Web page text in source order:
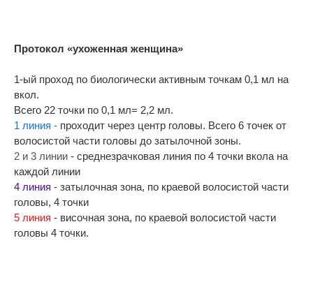
Протокол «ухоженная женщина»
1-ый проход по биологически активным точкам 0,1 мл на
вкол.
Всего 22 точки по 0,1 мл= 2,2 мл.
1 линия - проходит через центр головы. Всего 6 точек от
волосистой части головы до затылочной зоны.
2 и 3 линии - среднезрачковая линия по 4 точки вкола на
каждой линии
4 линия - затылочная зона, по краевой волосистой части
головы, 4 точки
5 линия - височная зона, по краевой волосистой части
головы 4 точки.